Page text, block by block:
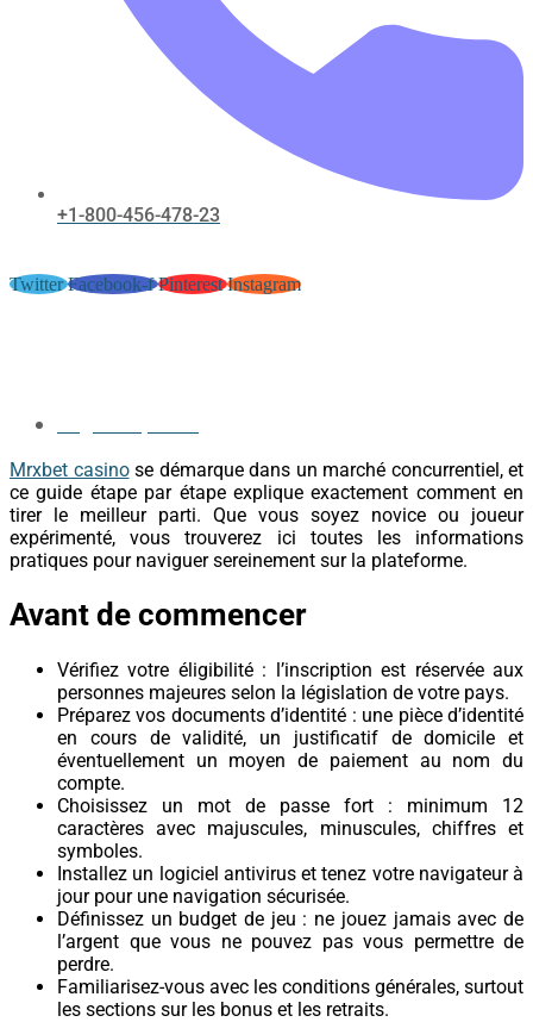
+1-800-456-478-23
Twitter Facebook-f Pinterest Instagram
Mrxbet casinose démarque dans un marché concurrentiel, et
ce guide étape par étape explique exactement comment en
tirer le meilleur parti. Que vous soyez novice ou joueur
expérimenté, vous trouverez ici toutes les informations
pratiques pour naviguer sereinement sur la plateforme.
Avant de commencer
Vérifiez votre éligibilité : l’inscription est réservée aux
personnes majeures selon la législation de votre pays.
Préparez vos documents d’identité : une pièce d’identité
en cours de validité, un justificatif de domicile et
éventuellement un moyen de paiement au nom du
compte.
Choisissez un mot de passe fort : minimum 12
caractères avec majuscules, minuscules, chiffres et
symboles.
Installez un logiciel antivirus et tenez votre navigateur à
jour pour une navigation sécurisée.
Définissez un budget de jeu : ne jouez jamais avec de
l’argent que vous ne pouvez pas vous permettre de
perdre.
Familiarisez-vous avec les conditions générales, surtout
les sections sur les bonus et les retraits.